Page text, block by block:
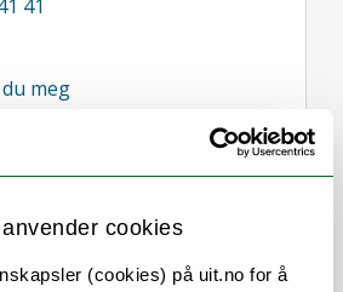
cookies
(cookies) på uit.no for å
41
meg
og undervisning